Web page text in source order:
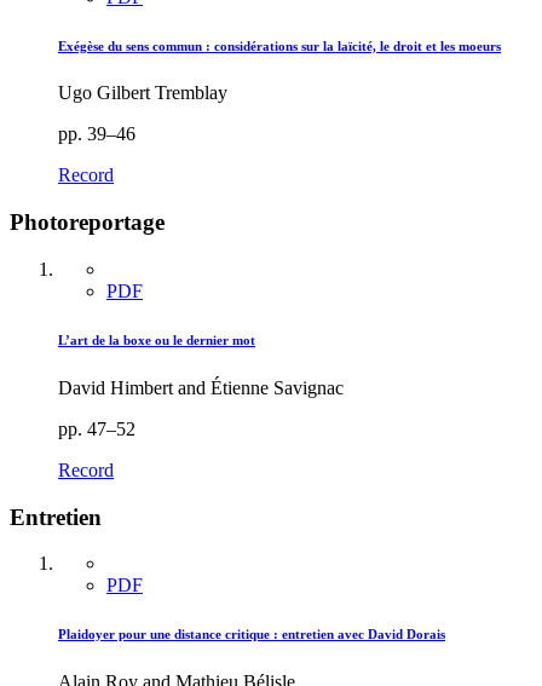
Exégèse du sens commun : considérations sur la laïcité, le droit et les moeurs
Ugo Gilbert Tremblay
pp. 39–46
Record
Photoreportage
PDF
L’art de la boxe ou le dernier mot
David Himbert and Étienne Savignac
pp. 47–52
Record
Entretien
PDF
Plaidoyer pour une distance critique : entretien avec David Dorais